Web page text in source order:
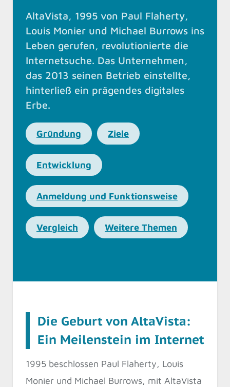
AltaVista, 1995 von Paul Flaherty,
Louis Monier und Michael Burrows ins
Leben gerufen, revolutionierte die
Internetsuche. Das Unternehmen,
das 2013 seinen Betrieb einstellte,
hinterließ ein prägendes digitales
Erbe.
Gründung Ziele
Entwicklung
Anmeldung und Funktionsweise
Vergleich Weitere Themen
Die Geburt von AltaVista:
Ein Meilenstein im Internet
1995 beschlossen Paul Flaherty, Louis
Monier und Michael Burrows, mit AltaVista